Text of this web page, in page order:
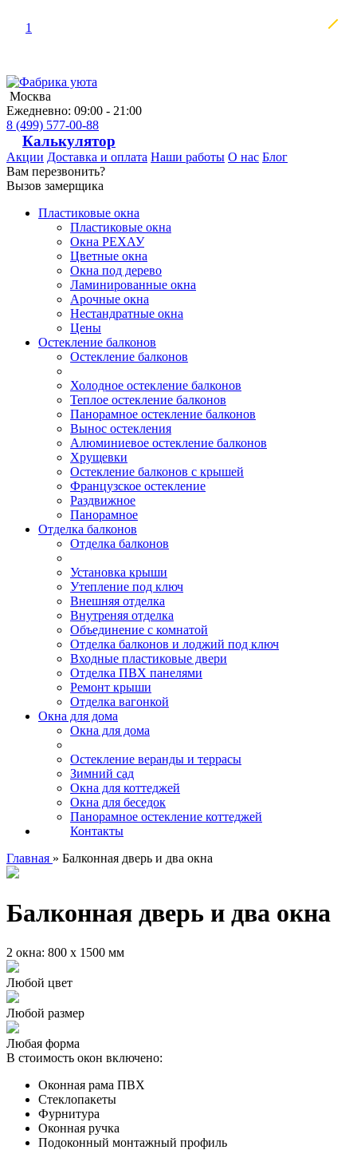
1
Москва
Ежедневно: 09:00 - 21:00
8 (499) 577-00-88
Калькулятор
Акции Доставка и оплата Наши работы О нас Блог
Вам перезвонить?
Вызов замерщика
Пластиковые окна
Пластиковые окна
Окна РЕХАУ
Цветные окна
Окна под дерево
Ламинированные окна
Арочные окна
Нестандратные окна
Цены
Остекление балконов
Остекление балконов
Холодное остекление балконов
Теплое остекление балконов
Панорамное остекление балконов
Вынос остекления
Алюминиевое остекление балконов
Хрущевки
Остекление балконов с крышей
Французское остекление
Раздвижное
Панорамное
Отделка балконов
Отделка балконов
Установка крыши
Утепление под ключ
Внешняя отделка
Внутреняя отделка
Объединение с комнатой
Отделка балконов и лоджий под ключ
Входные пластиковые двери
Отделка ПВХ панелями
Ремонт крыши
Отделка вагонкой
Окна для дома
Окна для дома
Остекление веранды и террасы
Зимний сад
Окна для коттеджей
Окна для беседок
Панорамное остекление коттеджей
Контакты
Главная » Балконная дверь и два окна
Балконная дверь и два окна
2 окна: 800 х 1500 мм
Любой цвет
Любой размер
Любая форма
В стоимость окон включено:
Оконная рама ПВХ
Стеклопакеты
Фурнитура
Оконная ручка
Подоконный монтажный профиль